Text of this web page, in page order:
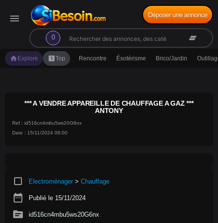
menu
0
search clear_all
Déposer une annonce
home Explore looks_oneTop Rencontre Ésotérisme Brico/Jardin
*** A VENDRE APPAREILLE DE CHAUFFAGE A GAZ ***
ANTONY
Ref : id516cn4mbu5ws20G6nx
Date : 15/11/2024 08:00
crop_square Electroménager > Chauffage
date_range Publié le 15/11/2024
source id516cn4mbu5ws20G6nx